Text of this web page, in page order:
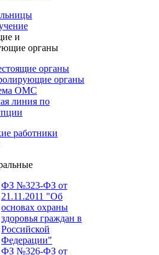
и
органы
органы
органы
ОМС
линия по
работники
ФЗ №323-ФЗ от
21.11.2011 "Об
основах охраны
здоровья граждан в
Российской
Федерации"
ФЗ №326-ФЗ от